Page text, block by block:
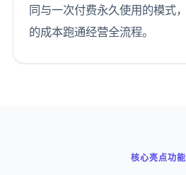
同与一次付费永久使用的模式
的成本跑通经营全流程。
核心亮点功能